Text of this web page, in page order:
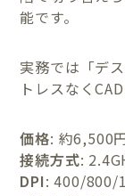
能です。
実務では「デ
トレスなく
価格: 約6,500
接続方式:
DPI: 400/800/